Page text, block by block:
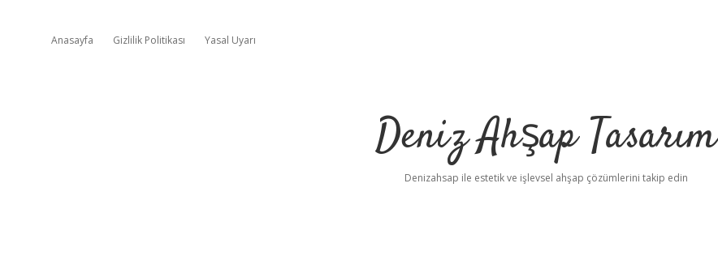
Anasayfa Gizlilik Politikası Yasal Uyarı
Deniz Ahşap Tasarım
Denizahsap ile estetik ve işlevsel ahşap çözümlerini takip edin